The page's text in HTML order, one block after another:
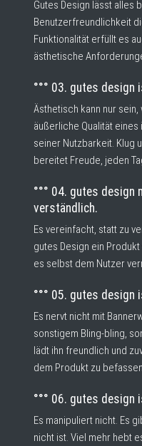
Gutes Design lässt alles
Benutzerfreundlichkeit
Funktionalität erfüllt es
ästhetische
°°° 03. gutes
Ästhetisch kann nur
äußerliche Qualität
seiner Nutzbarkeit. Klug
bereitet Freude, jeden
°°° 04. gutes design
verständlich.
Es vereinfacht, statt zu
gutes Design ein
es selbst dem Nutzer
°°° 05. gutes design
Es nervt nicht mit
sonstigem Bling-bling,
lädt ihn freundlich und
dem Produkt zu
°°° 06. gutes design
Es manipuliert nicht. Es
nicht ist. Viel mehr hebt